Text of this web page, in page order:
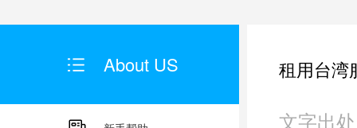
About US 租用台湾
文字出